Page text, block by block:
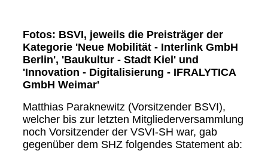
Fotos: BSVI, jeweils die Preisträger der
Kategorie 'Neue Mobilität - Interlink GmbH
Berlin', 'Baukultur - Stadt Kiel' und
'Innovation - Digitalisierung - IFRALYTICA
GmbH Weimar'
Matthias Paraknewitz (Vorsitzender BSVI),
welcher bis zur letzten Mitgliederversammlung
noch Vorsitzender der VSVI-SH war, gab
gegenüber dem SHZ folgendes Statement ab: